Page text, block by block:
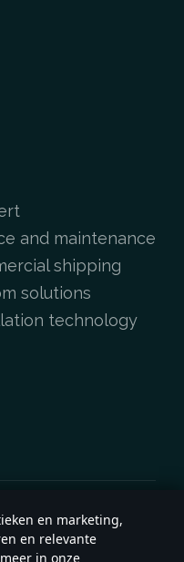
and maintenance
shipping
solutions
technology
en marketing,
en relevante
in onze